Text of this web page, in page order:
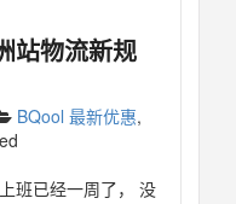
站物流新规
BQool 最新优惠,
班已经一周了， 没